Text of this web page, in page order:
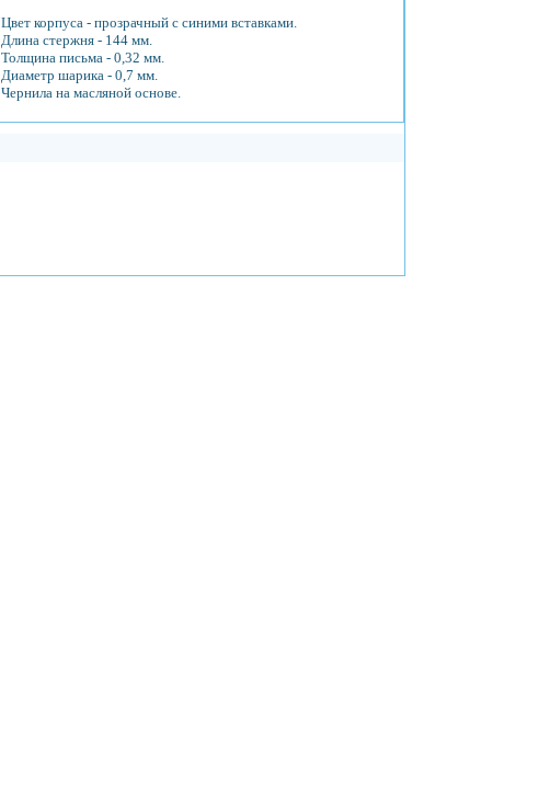
Цвет корпуса - прозрачный с синими вставками.
Длина стержня - 144 мм.
Толщина письма - 0,32 мм.
Диаметр шарика - 0,7 мм.
Чернила на масляной основе.